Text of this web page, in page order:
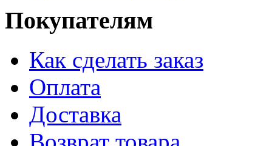
Покупателям
Как сделать заказ
Оплата
Доставка